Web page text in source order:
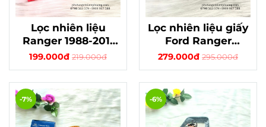
Lọc nhiên liệu
Ranger 1988-2011
Everest 2005-2015
199.000đ 219.000đ
Lọc nhiên liệu giấy
Ford Ranger
Everest 2.0
279.000đ 295.000đ
-7% -6%